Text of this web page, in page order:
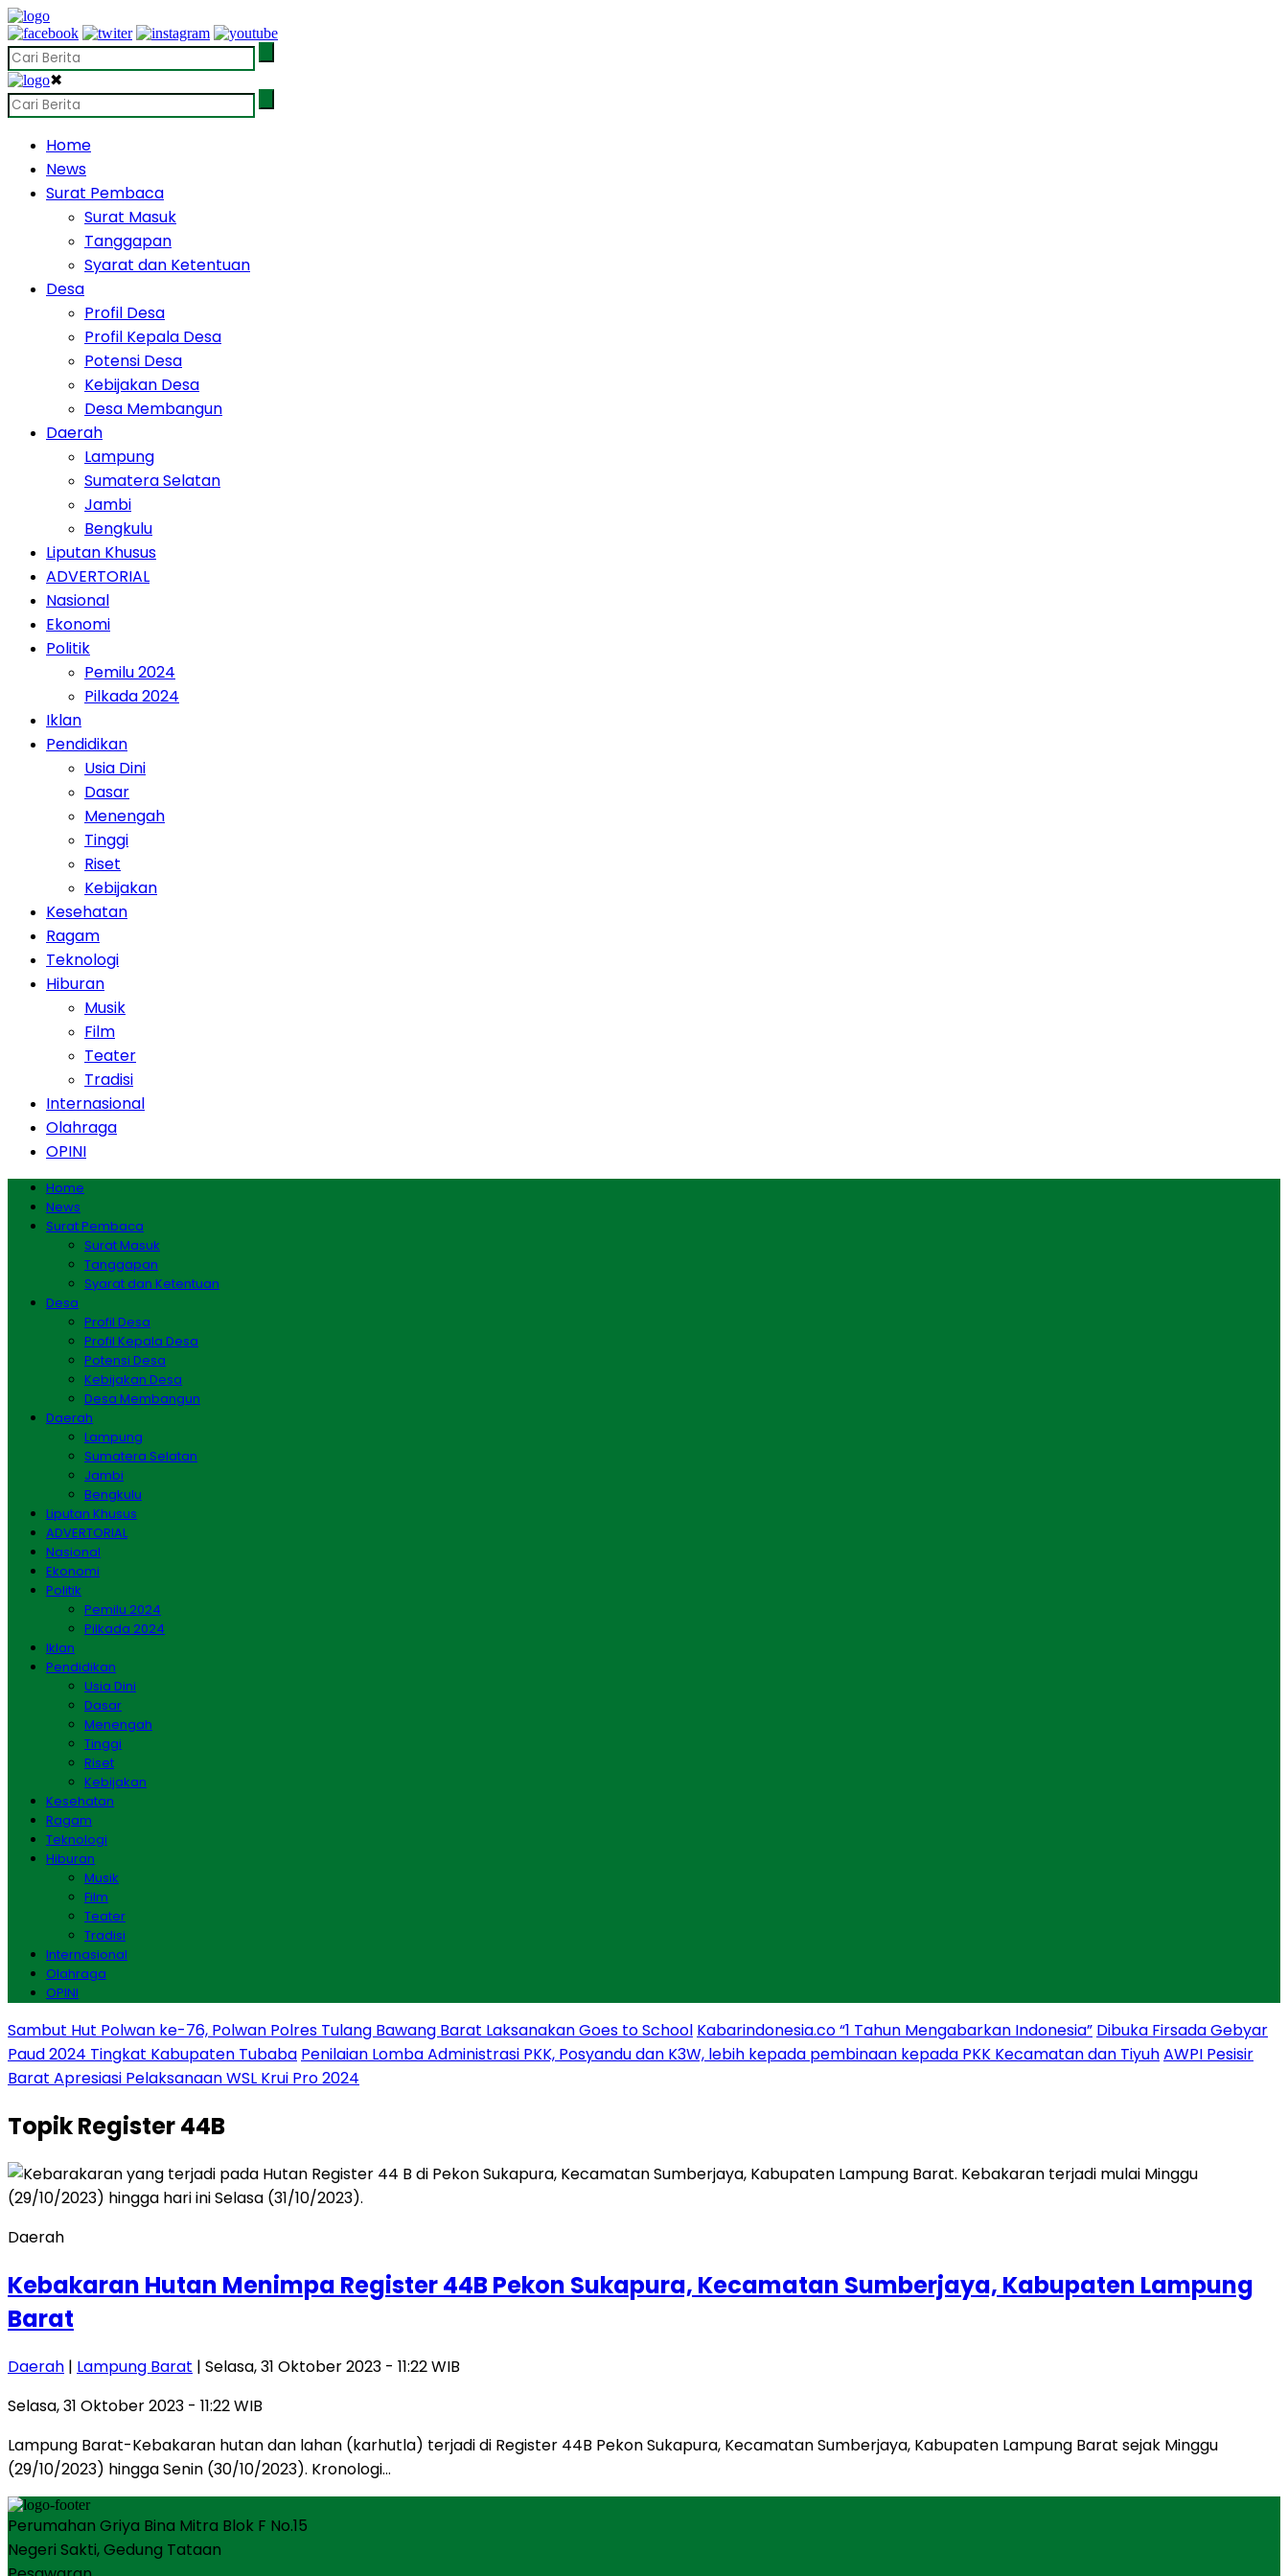
✖
Home
News
Surat Pembaca
Surat Masuk
Tanggapan
Syarat dan Ketentuan
Desa
Profil Desa
Profil Kepala Desa
Potensi Desa
Kebijakan Desa
Desa Membangun
Daerah
Lampung
Sumatera Selatan
Jambi
Bengkulu
Liputan Khusus
ADVERTORIAL
Nasional
Ekonomi
Politik
Pemilu 2024
Pilkada 2024
Iklan
Pendidikan
Usia Dini
Dasar
Menengah
Tinggi
Riset
Kebijakan
Kesehatan
Ragam
Teknologi
Hiburan
Musik
Film
Teater
Tradisi
Internasional
Olahraga
OPINI
Home
News
Surat Pembaca
Surat Masuk
Tanggapan
Syarat dan Ketentuan
Desa
Profil Desa
Profil Kepala Desa
Potensi Desa
Kebijakan Desa
Desa Membangun
Daerah
Lampung
Sumatera Selatan
Jambi
Bengkulu
Liputan Khusus
ADVERTORIAL
Nasional
Ekonomi
Politik
Pemilu 2024
Pilkada 2024
Iklan
Pendidikan
Usia Dini
Dasar
Menengah
Tinggi
Riset
Kebijakan
Kesehatan
Ragam
Teknologi
Hiburan
Musik
Film
Teater
Tradisi
Internasional
Olahraga
OPINI
Sambut Hut Polwan ke-76, Polwan Polres Tulang Bawang Barat Laksanakan Goes to School Kabarindonesia.co “1 Tahun Mengabarkan Indonesia” Dibuka Firsada Gebyar
Paud 2024 Tingkat Kabupaten Tubaba Penilaian Lomba Administrasi PKK, Posyandu dan K3W, lebih kepada pembinaan kepada PKK Kecamatan dan TiyuhAWPI Pesisir
Barat Apresiasi Pelaksanaan WSL Krui Pro 2024
TopikRegister 44B
Daerah
Kebakaran Hutan Menimpa Register 44B Pekon Sukapura, Kecamatan Sumberjaya, Kabupaten Lampung
Barat
Daerah | Lampung Barat | Selasa, 31 Oktober 2023 - 11:22 WIB
Selasa, 31 Oktober 2023 - 11:22 WIB
Lampung Barat-Kebakaran hutan dan lahan (karhutla) terjadi di Register 44B Pekon Sukapura, Kecamatan Sumberjaya, Kabupaten Lampung Barat sejak Minggu
(29/10/2023) hingga Senin (30/10/2023). Kronologi…
Perumahan Griya Bina Mitra Blok F No.15
Negeri Sakti, Gedung Tataan